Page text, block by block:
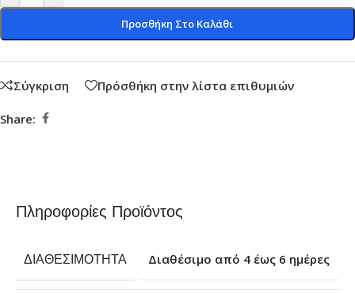
Προσθήκη Στο Καλάθι
Σύγκριση Πρόσθήκη στην λίστα επιθυμιών
Share:
Πληροφορίες Προϊόντος
ΔΙΑΘΕΣΙΜΌΤΗΤΑ Διαθέσιμο από 4 έως 6 ημέρες